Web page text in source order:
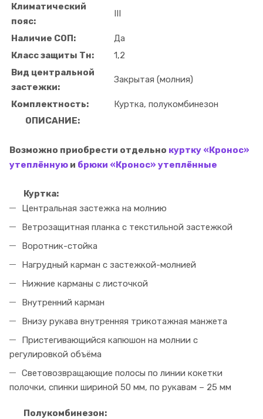
Климатический
пояс:
III
Наличие СОП:
Да
Класс защиты Тн:
1,2
Вид центральной
застежки:
Закрытая (молния)
Комплектность:
Куртка, полукомбинезон
ОПИСАНИЕ:
Возможно приобрести отдельно куртку «Кронос»
утеплённую и брюки «Кронос» утеплённые
Куртка:
Центральная застежка на молнию
Ветрозащитная планка с текстильной застежкой
Воротник-стойка
Нагрудный карман с застежкой-молнией
Нижние карманы с листочкой
Внутренний карман
Внизу рукава внутренняя трикотажная манжета
Пристегивающийся капюшон на молнии с
регулировкой объёма
Световозвращающие полосы по линии кокетки
полочки, спинки шириной 50 мм, по рукавам – 25 мм
Полукомбинезон: